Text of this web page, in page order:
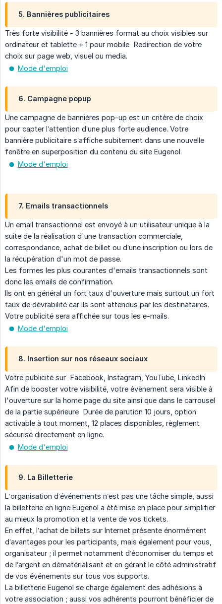
5. Bannières publicitaires
Très forte visibilité - 3 bannières format au choix visibles sur
ordinateur et tablette + 1 pour mobile Redirection de votre
choix sur page web, visuel ou media.
Mode d'emploi
6. Campagne popup
Une campagne de bannières pop-up est un critère de choix
pour capter l’attention d’une plus forte audience. Votre
bannière publicitaire s’affiche subitement dans une nouvelle
fenêtre en superposition du contenu du site Eugenol.
Mode d'emploi
7. Emails transactionnels
Un email transactionnel est envoyé à un utilisateur unique à la
suite de la réalisation d'une transaction commerciale,
correspondance, achat de billet ou d’une inscription ou lors de
la récupération d'un mot de passe.
Les formes les plus courantes d'emails transactionnels sont
donc les emails de confirmation.
Ils ont en général un fort taux d'ouverture mais surtout un fort
taux de dévrabilité car ils sont attendus par les destinataires.
Votre publicité sera affichée sur tous les e-mails.
Mode d'emploi
8. Insertion sur nos réseaux sociaux
Votre publicité sur Facebook, Instagram, YouTube, LinkedIn
Afin de booster votre visibilité, votre évènement sera visible à
l'ouverture sur la home page du site ainsi que dans le carrousel
de la partie supérieure Durée de parution 10 jours, option
activable à tout moment, 12 places disponibles, règlement
sécurisé directement en ligne.
Mode d'emploi
9. La Billetterie
L’organisation d’événements n’est pas une tâche simple, aussi
la billetterie en ligne Eugenol a été mise en place pour simplifier
au mieux la promotion et la vente de vos tickets.
En effet, l’achat de billets sur Internet présente énormément
d’avantages pour les participants, mais également pour vous,
organisateur ; il permet notamment d’économiser du temps et
de l’argent en dématérialisant et en gérant le côté administratif
de vos événements sur tous vos supports.
La billetterie Eugenol se charge également des adhésions à
votre association ; aussi vos adhérents pourront bénéficier de